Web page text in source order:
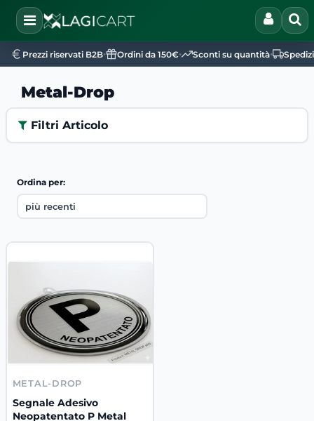
Open
Prezzi riservati B2B• Ordini da 150€• Sconti su quantità•
Metal-Drop
Filtri Articolo
Ordina per:
METAL-DROP
Segnale Adesivo
Neopatentato P Metal